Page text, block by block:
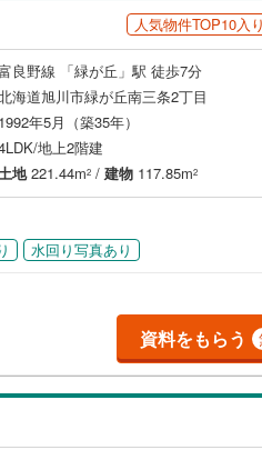
人気物件TOP10入り
良野線 「緑が丘」駅 徒歩7分
海道旭川市緑が丘南三条2丁目
1992年5月（築35年）
地上2階建
土地221.44m2 / 建物 117.85m2
水回り写真あり
資料をもらう
中川郡美深町(0)
雨竜郡幌加内町(
苫前郡苫前町
枝幸郡浜頓別町
利尻郡利尻富士町
網走郡津別町(0)
斜里郡小清水町 (
常呂郡佐呂間町(